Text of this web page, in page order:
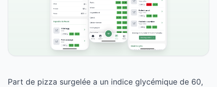
Part de pizza surgelée a un indice glycémique de 60,